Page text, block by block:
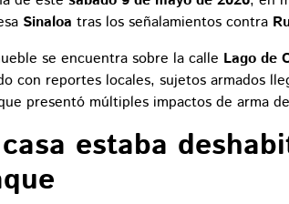
Sinaloa tras los señalamientos contra
se encuentra sobre la calle Lago de
con reportes locales, sujetos armados
presentó múltiples impactos de arma
estaba